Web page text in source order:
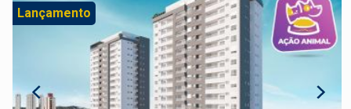
rede de água e esgoto, energia elétrica e
iluminação pública, além de amplas áreas verdes
que valorizam o contato com a natureza e
proporcionam bem-estar no dia a dia. Um dos
grandes diferenciais do Lagos do Engenho é sua
ampla área de lazer, pensada para oferecer
Lançamento